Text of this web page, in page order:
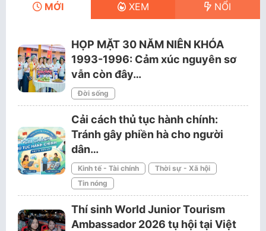
MỚI XEM NỔI
HỌP MẶT 30 NĂM NIÊN KHÓA
1993-1996: Cảm xúc nguyên sơ
vẫn còn đây…
Đời sống
Cải cách thủ tục hành chính:
Tránh gây phiền hà cho người
dân…
Kinh tế - Tài chính
Thời sự - Xã hội
Tin nóng
Thí sinh World Junior Tourism
Ambassador 2026 tụ hội tại Việt